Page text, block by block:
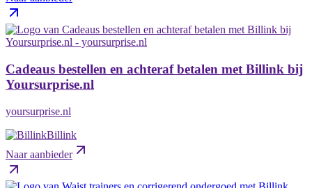
Cadeaus bestellen en achteraf betalen met Billink bij
Yoursurprise.nl
yoursurprise.nl
Billink
Naar aanbieder